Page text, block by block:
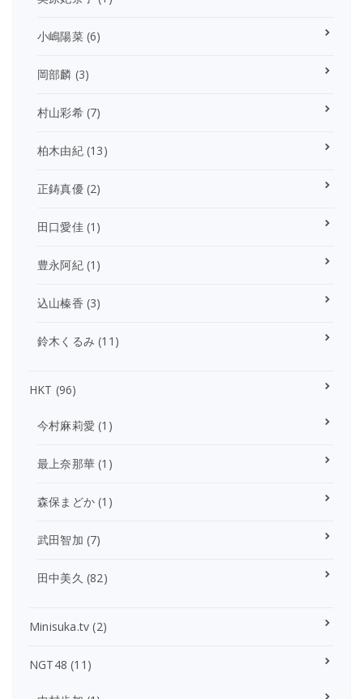
小嶋陽菜(6)
岡部麟 (3)
村山彩希(7)
柏木由紀(13)
正鋳真優(2)
田口愛佳(1)
豊永阿紀(1)
込山榛香 (3)
鈴木くるみ (11)
HKT (96)
今村麻莉愛 (1)
最上奈那華 (1)
森保まどか (1)
武田智加 (7)
田中美久 (82)
Minisuka.tv (2)
NGT48 (11)